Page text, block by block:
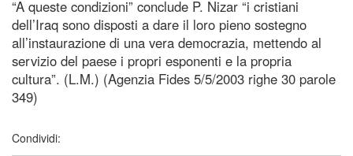
“A queste condizioni” conclude P. Nizar “i cristiani
dell’Iraq sono disposti a dare il loro pieno sostegno
all’instaurazione di una vera democrazia, mettendo al
servizio del paese i propri esponenti e la propria
cultura”. (L.M.) (Agenzia Fides 5/5/2003 righe 30 parole
349)
Condividi: